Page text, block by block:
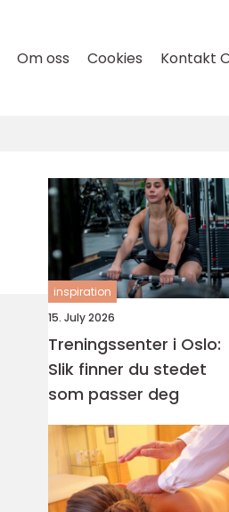
Om oss Cookies Kontakt
inspiration
15. July 2026
Treningssenter i Oslo:
Slik finner du stedet
som passer deg